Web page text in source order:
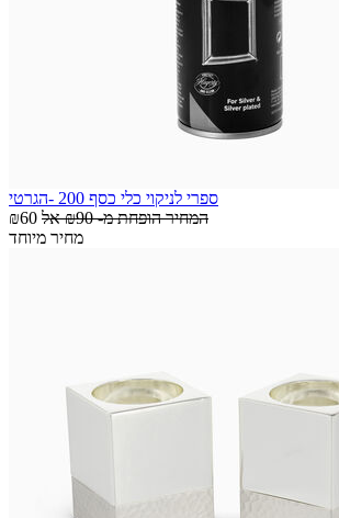
ספרי לניקוי כלי כסף 200 -הגרטי
₪60
המחיר הופחת מ-₪90 אל
מחיר מיוחד